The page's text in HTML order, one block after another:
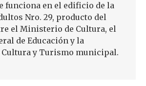
funciona en el edificio de la
Nro. 29, producto del
el Ministerio de Cultura, el
de Educación y la
y Turismo municipal.